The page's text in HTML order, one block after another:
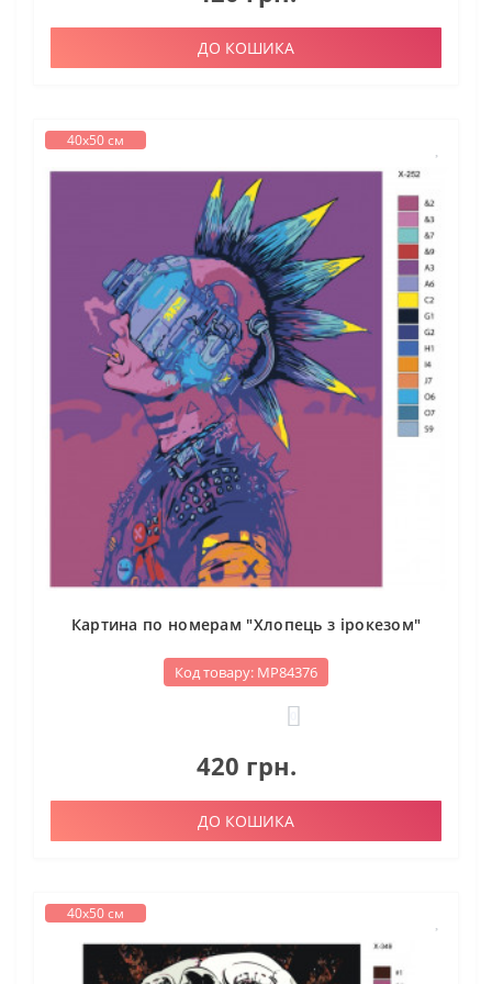
ДО КОШИКА
40х50 см
Картина по номерам "Хлопець з ірокезом"
Код товару: МР84376
420 грн.
ДО КОШИКА
40х50 см